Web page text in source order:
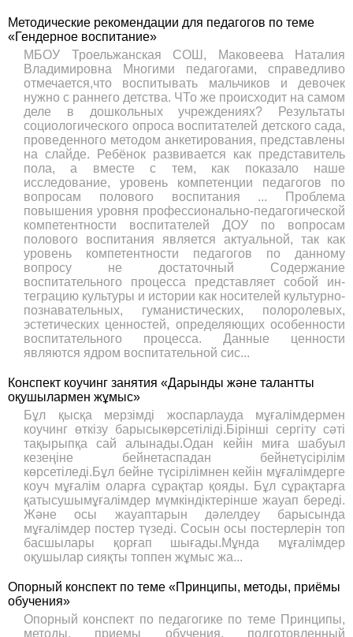
Методические рекомендации для педагогов по теме
«Гендерное воспитание»
МБОУ Троельжанская СОШ, Маковеева Наталия
Владимировна Многими педагога­ми, справедливо
отмечается,что воспитывать мальчиков и девочек
нужно с ранне­го детства. ЧТо же происходит на самом
деле в дошкольных учреждениях? Результаты
социологического опроса воспитателей детского сада,
проведенного методом анкетирования, представлены
на слайде. Ребёнок развивается как представитель
пола, а вместе с тем, как показало наше
исследование, уровень компетенции педагогов по
вопросам полового воспитания ... Проблема
повышения уровня профессионально-педагогической
компетентности воспитателей ДОУ по вопросам
полового воспитания является актуальной, так как
уровень компетентности педагогов по данному
вопросу не достаточный Содержание
воспитательного процесса представляет собой ин­
теграцию культуры и истории как носителей культурно-
познава­тельных, гуманистических, полоролевых,
эстетических ценностей, определяющих особенности
воспитательного процесса. Данные цен­ности
являются ядром воспитательной сис...
Конспект коучинг занятия «Дарынды және талантты
оқушылармен жұмыс»
Бұл қысқа мерзімді жоспарлауда мұғалімдермен
коучинг өткізу барысыкөрсетіліді.Бірінші сергіту сәті
тақырыпқа сай алынады.Одан кейін миға шабуыл
кезеңіне бейнетаспадан бейнетүсірілім
көрсетіледі.Бұл бейне түсірілімнен кейін мұғалімдерге
коуч мұғалім оларға сұрақтар қояды. Бұл сұрақтарға
қатысушымұғалімдер мүмкіндіктерінше жауап береді.
Және осы жауаптарын дәлелдеу барысында
мұғалімдер постер түзеді. Сосын осы постерлерін топ
басшылары қорғап шығады.Мұнда мұғалімдер
оқушылар сияқты топпен жұмыс жа...
Опорный конспект по теме «Принципы, методы, приёмы
обучения»
Опорный конспект по педагогике по теме Принципы,
методы, приемы обучения, подготовленный